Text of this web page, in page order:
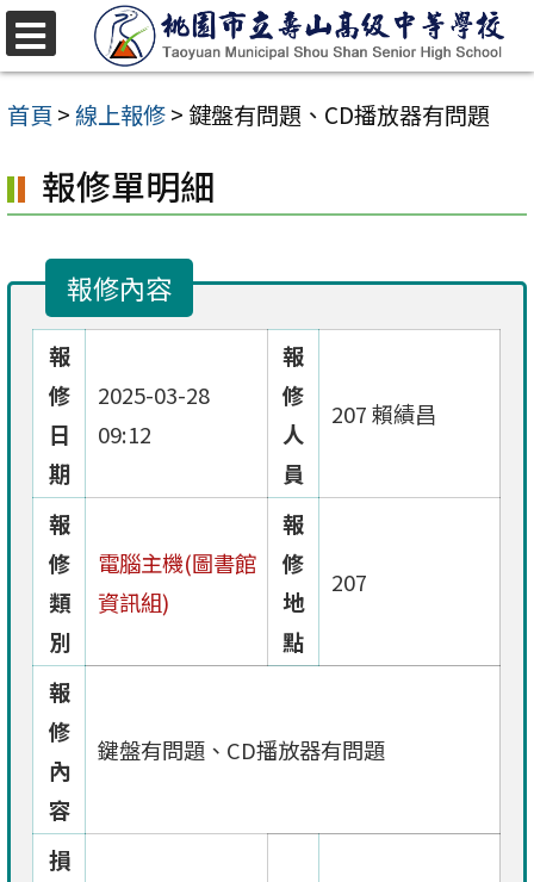
跳
至
主
內
容
首頁 >線上報修> 鍵盤有問題、CD播放器有問題
報修單明細
報修內容
報
修
日
期
2025-03-28
09:12
報
修
人
員
207 賴績昌
報
修
類
別
電腦主機(圖書館
資訊組)
報
修
地
點
207
報
修
內
容
鍵盤有問題、CD播放器有問題
損
選
單